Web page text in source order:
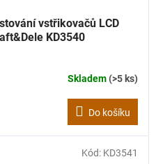
vstřikovačů LCD
KD3540
Skladem(>5 ks)
Do košíku
Kód: KD3541